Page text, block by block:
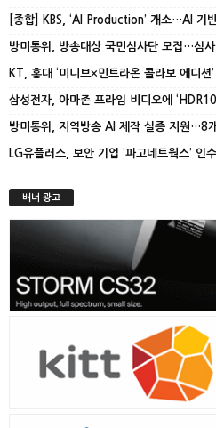
[종합] KBS, ‘AI Production’ 개소…AI 기
방미통위, 방송대상 국민심사단 모집…심
KT, 홍대 ‘미니브×민트라온 콜라보 에디션
삼성전자, 아마존 프라임 비디오에
방미통위, 지역방송 AI 제작 실증 지원…8
LG유플러스, 보안 기업 ‘파고네트웍스’ 인
배너 광고